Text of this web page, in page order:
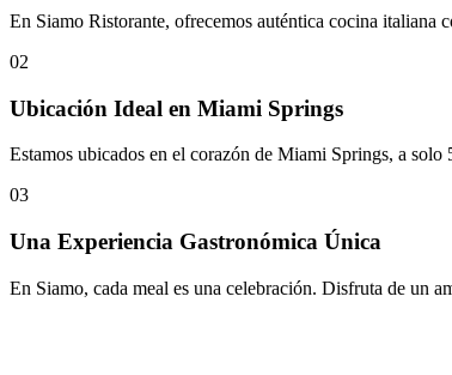
En Siamo Ristorante, ofrecemos auténtica cocina italiana
02
Ubicación Ideal en Miami Springs
Estamos ubicados en el corazón de Miami Springs, a
03
Una Experiencia Gastronómica Única
En Siamo, cada meal es una celebración. Disfruta de un